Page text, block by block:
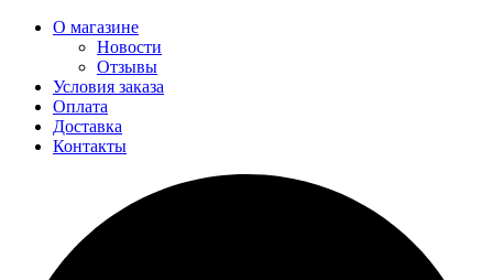
О магазине
Новости
Отзывы
Условия заказа
Оплата
Доставка
Контакты